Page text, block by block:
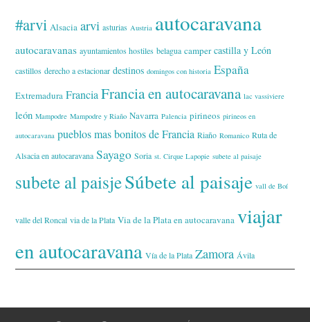
#arvi Alsacia arvi asturias Austria autocaravana
autocaravanas ayuntamientos hostiles belagua camper castilla y León
castillos derecho a estacionar destinos domingos con historia España
Extremadura Francia Francia en autocaravana lac vassiviere
león Mampodre Mampodre y Riaño Navarra Palencia pirineos pirineos en
autocaravana pueblos mas bonitos de Francia Riaño Romanico Ruta de
Alsacia en autocaravana Sayago Soria st. Cirque Lapopie subete al paisaje
subete al paisjeSúbete al paisaje vall de Boí
valle del Roncal via de la Plata Via de la Plata en autocaravana viajar
en autocaravana Vía de la Plata Zamora Ávila